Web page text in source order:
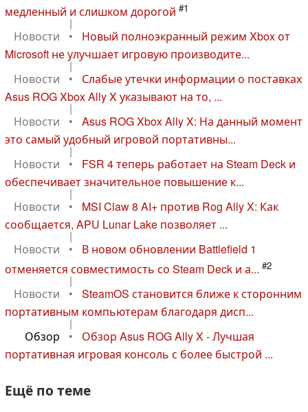
медленный и слишком дорогой #1
|
Новости
•
Новый полноэкранный режим Xbox от
Microsoft не улучшает игровую производите...
|
Новости
•
Слабые утечки информации о поставках
Asus ROG Xbox Ally X указывают на то, ...
|
Новости
•
Asus ROG Xbox Ally X: На данный момент
это самый удобный игровой портативны...
|
Новости
•
FSR 4 теперь работает на Steam Deck и
обеспечивает значительное повышение к...
|
Новости
•
MSI Claw 8 AI+ против Rog Ally X: Как
сообщается, APU Lunar Lake позволяет ...
|
Новости
•
В новом обновлении Battlefield 1
отменяется совместимость со Steam Deck и а... #2
|
Новости
•
SteamOS становится ближе к сторонним
портативным компьютерам благодаря дисп...
|
Обзор
•
Обзор Asus ROG Ally X - Лучшая
портативная игровая консоль с более быстрой ...
Ещё по теме